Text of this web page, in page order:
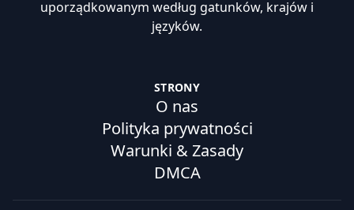
uporządkowanym według gatunków, krajów i
języków.
STRONY
O nas
Polityka prywatności
Warunki & Zasady
DMCA